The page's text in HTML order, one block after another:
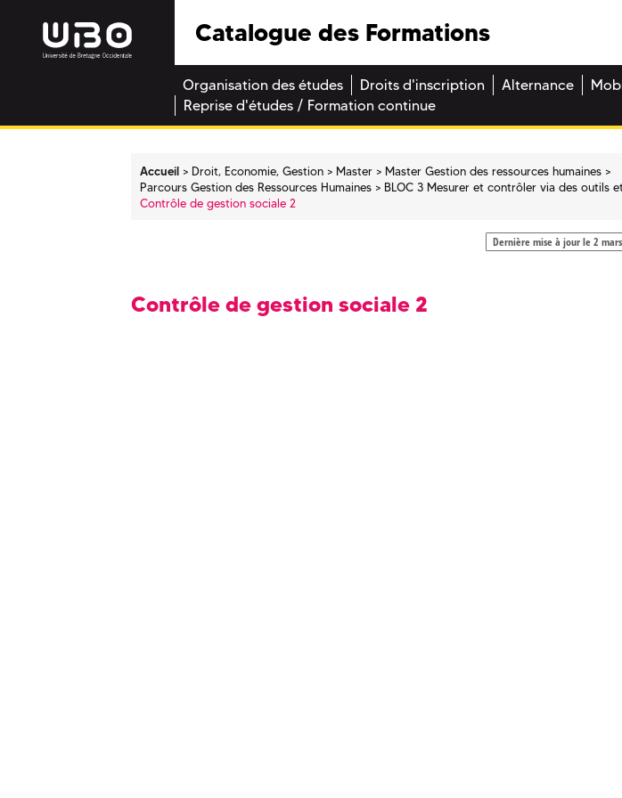
Catalogue des Formations
Organisation des études Droits d'inscription Alternance
Reprise d'études / Formation continue
Accueil Droit, Economie, Gestion Master
Master Gestion des ressources humaines
Parcours Gestion des Ressources Humaines
BLOC 3 Mesurer et contrôler via des outils
Contrôle de gestion sociale 2
Dernière mise à jour le 2
Contrôle de gestion sociale 2